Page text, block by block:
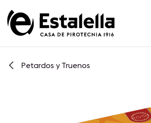
Petardos y Truenos